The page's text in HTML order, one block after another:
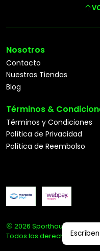
Nosotros
Contacto
Nuestras Tiendas
Blog
Términos &
Términos y Condiciones
Política de Privacidad
Política de Reembolso
2026 Sporthouse Tienda
Todos los derechos